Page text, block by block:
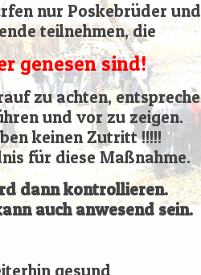
nur Poskebrüder und
teilnehmen, die
genesen sind!
zu achten,
und vor zu zeigen.
keinen Zutritt !!!!!
für diese Maßnahme.
dann kontrollieren.
auch anwesend sein.
gesund